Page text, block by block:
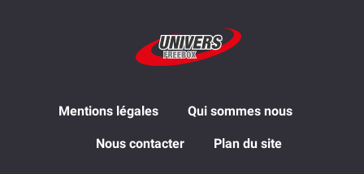
Mentions légales Qui sommes nous
Nous contacter Plan du site